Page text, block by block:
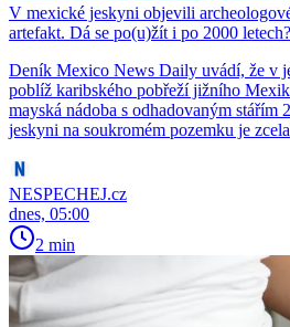
V mexické jeskyni objevili
artefakt. Dá se po(u)žít i po 2000 letech?
Deník Mexico News Daily uvádí, že v
poblíž karibského pobřeží jižního
mayská nádoba s odhadovaným stářím
jeskyni na soukromém pozemku je
NESPECHEJ.cz
dnes, 05:00
2 min